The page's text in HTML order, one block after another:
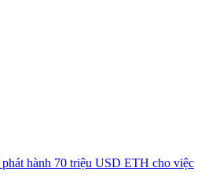
phát hành 70 triệu USD ETH cho việc